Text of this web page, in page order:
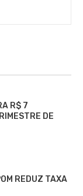
R$ 7
DE
REDUZ TAXA